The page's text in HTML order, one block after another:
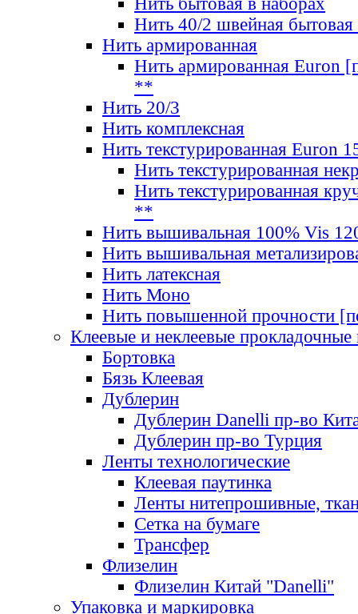
Нить 40/2 швейная бытовая
Нить армированная
Нить армированная Euron
**
Нить 20/3
Нить комплексная
Нить текстурированная Euron
Нить текстурированная
Нить текстурированная
**
Нить вышивальная 100% Vis
Нить вышивальная
Нить латексная
Нить Моно
Нить повышенной прочности
Клеевые и неклеевые прокладочные
Бортовка
Бязь Клеевая
Дублерин
Дублерин Danelli пр-во
Дублерин пр-во Турция
Ленты технологические
Клеевая паутинка
Ленты нитепрошивные,
Сетка на бумаге
Трансфер
Флизелин
Флизелин Китай "Danelli"
Упаковка и маркировка